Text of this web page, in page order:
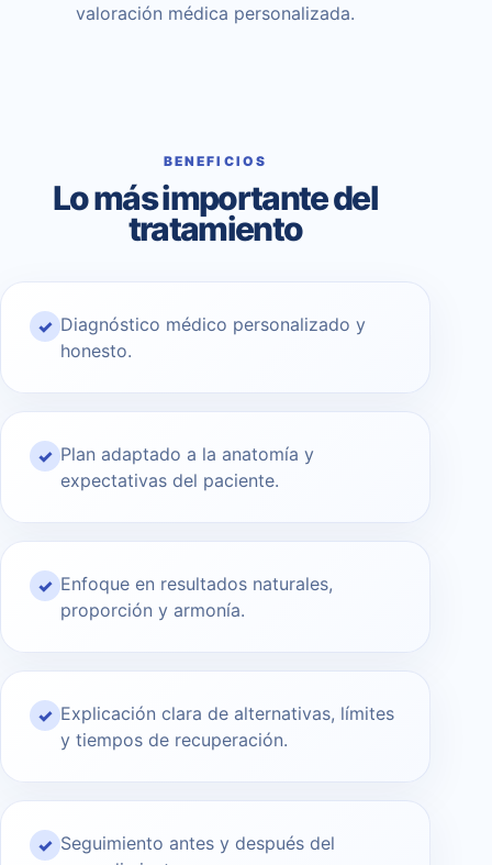
valoración médica personalizada.
BENEFICIOS
Lo más importante del
tratamiento
✓ Diagnóstico médico personalizado y
honesto.
✓ Plan adaptado a la anatomía y
expectativas del paciente.
✓ Enfoque en resultados naturales,
proporción y armonía.
✓ Explicación clara de alternativas, límites
y tiempos de recuperación.
✓ Seguimiento antes y después del